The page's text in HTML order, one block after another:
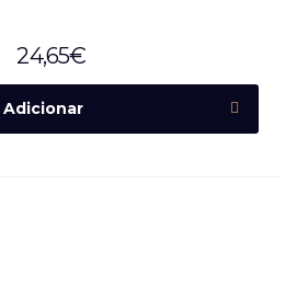
24,65€
Adicionar